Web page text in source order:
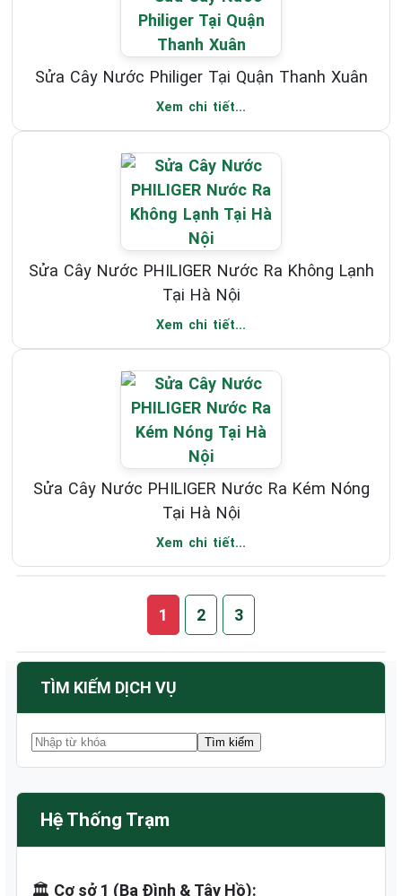
Sửa Cây Nước Philiger Tại Quận Thanh Xuân
Xem chi tiết...
Sửa Cây Nước PHILIGER Nước Ra Không Lạnh
Tại Hà Nội
Xem chi tiết...
Sửa Cây Nước PHILIGER Nước Ra Kém Nóng
Tại Hà Nội
Xem chi tiết...
1 2 3
TÌM KIẾM DỊCH VỤ
Hệ Thống Trạm
🏛️ Cơ sở 1 (Ba Đình & Tây Hồ):